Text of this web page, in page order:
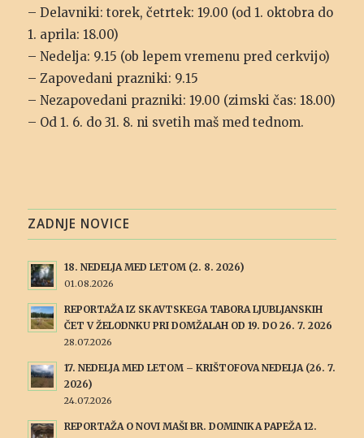
– Delavniki: torek, četrtek: 19.00 (od 1. oktobra do
1. aprila: 18.00)
– Nedelja: 9.15 (ob lepem vremenu pred cerkvijo)
– Zapovedani prazniki: 9.15
– Nezapovedani prazniki: 19.00 (zimski čas: 18.00)
– Od 1. 6. do 31. 8. ni svetih maš med tednom.
ZADNJE NOVICE
18. NEDELJA MED LETOM (2. 8. 2026)
01.08.2026
REPORTAŽA IZ SKAVTSKEGA TABORA LJUBLJANSKIH
ČET V ŽELODNKU PRI DOMŽALAH OD 19. DO 26. 7. 2026
28.07.2026
17. NEDELJA MED LETOM – KRIŠTOFOVA NEDELJA (26. 7.
2026)
24.07.2026
REPORTAŽA O NOVI MAŠI BR. DOMINIKA PAPEŽA 12.